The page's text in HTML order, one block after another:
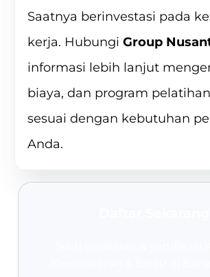
Saatnya berinvestasi pada
kerja. Hubungi Group
informasi lebih lanjut
biaya, dan program
sesuai dengan kebutuhan
Anda.